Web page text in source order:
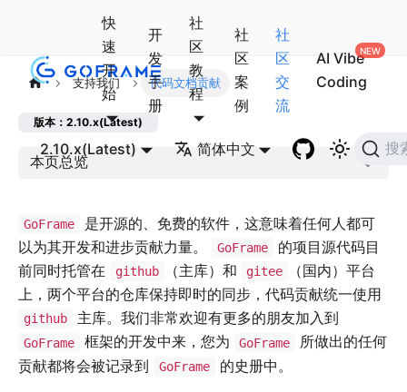
快
速
开
始
开
发
手
册
社
区
教
程
社
区
案
例
社
区
交
流
AI Vibe
Coding
2.10.x(Latest) 简体中文 搜
支持我们 代码文档贡献
版本：2.10.x(Latest)
本页总览
GoFrame
是开源的、免费的软件，这意味着任何人都可
以为其开发和进步贡献力量。
GoFrame
的项目源代码目
前同时托管在
github （主库）和 gitee
（国内）平台
上，两个平台的仓库保持即时的同步，代码贡献统一使用
github 主库。我们非常欢迎有更多的朋友加入到
GoFrame 框架的开发中来，您为 GoFrame
所做出的任何
贡献都将会被记录到
GoFrame 的史册中。